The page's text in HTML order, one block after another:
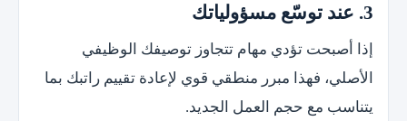
3. عند توسّع مسؤولياتك
إذا أصبحت تؤدي مهام تتجاوز توصيفك الوظيفي
الأصلي، فهذا مبرر منطقي قوي لإعادة تقييم راتبك بما
يتناسب مع حجم العمل الجديد.